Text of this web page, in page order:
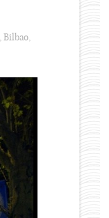
Bilbao